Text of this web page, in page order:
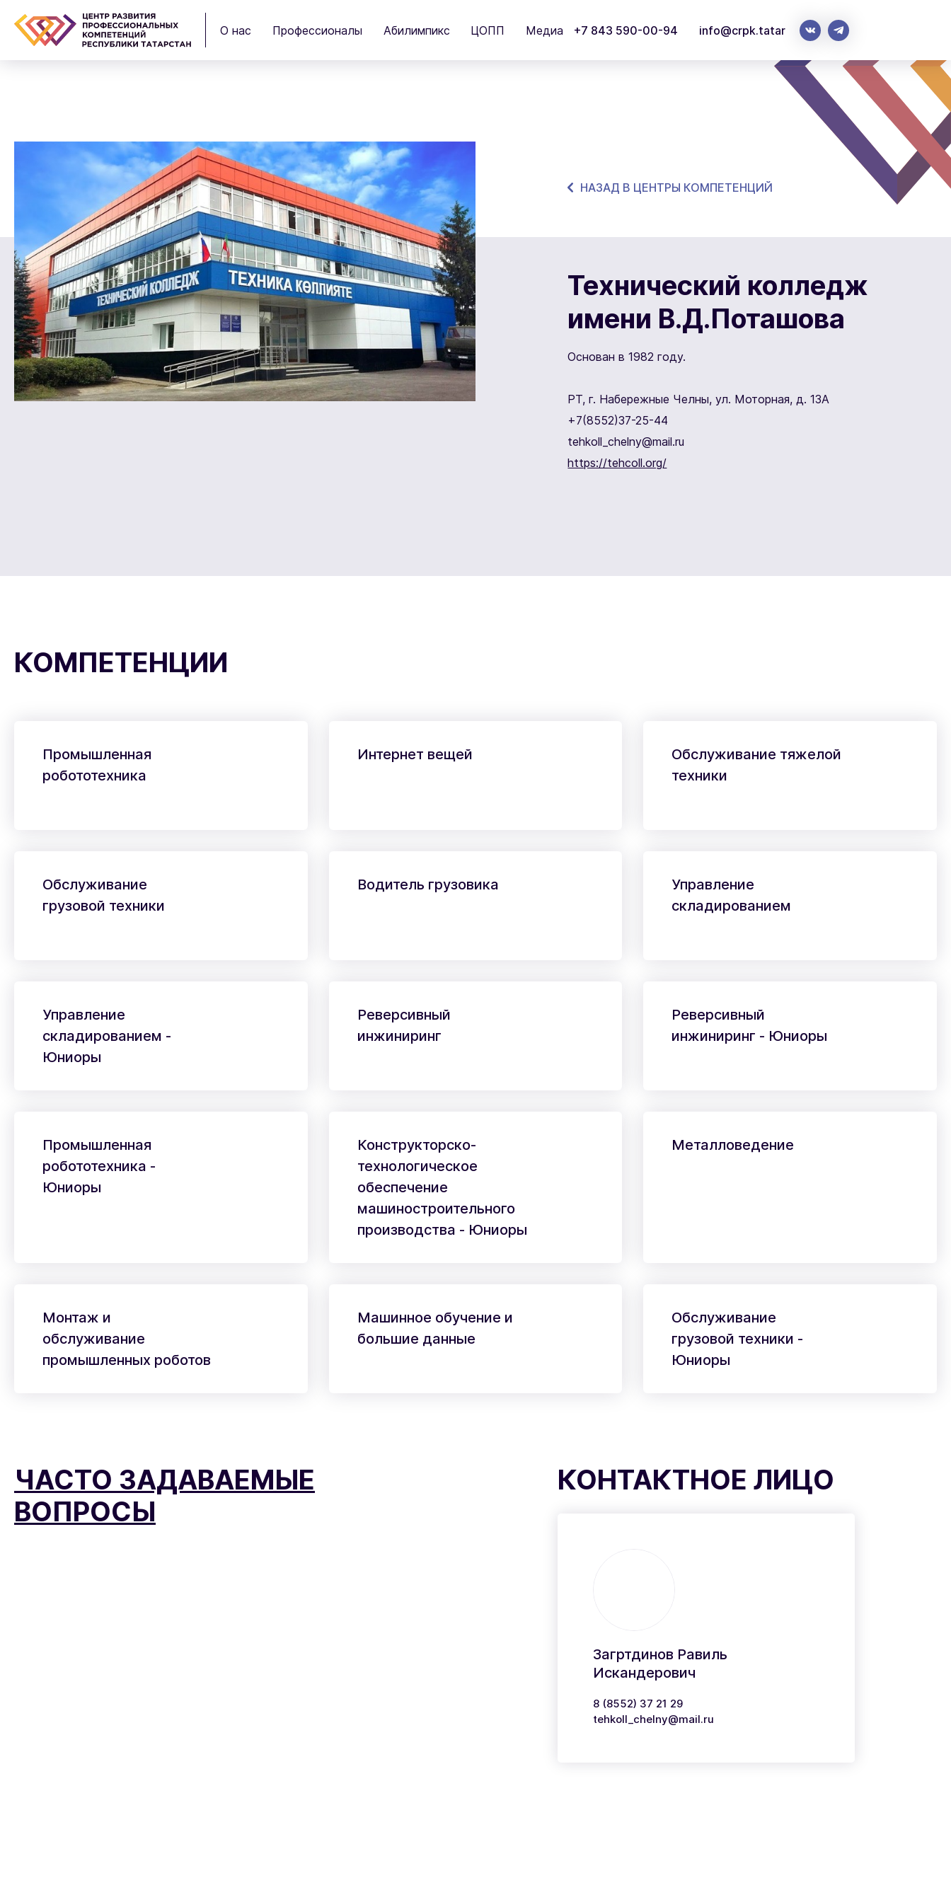
О нас Профессионалы Абилимпикс ЦОПП Медиа +7 843 590-00-94 info@crpk.tatar
НАЗАД В ЦЕНТРЫ КОМПЕТЕНЦИЙ
Технический колледж
имени В.Д.Поташова
Основан в 1982 году.
РТ, г. Набережные Челны, ул. Моторная, д. 13А
+7(8552)37-25-44
tehkoll_chelny@mail.ru
https://tehcoll.org/
КОМПЕТЕНЦИИ
Промышленная
робототехника
Интернет вещей
Обслуживание тяжелой
техники
Обслуживание
грузовой техники
Водитель грузовика
Управление
складированием
Управление
складированием -
Юниоры
Реверсивный
инжиниринг
Реверсивный
инжиниринг - Юниоры
Промышленная
робототехника -
Юниоры
Конструкторско-
технологическое
обеспечение
машиностроительного
производства - Юниоры
Металловедение
Монтаж и
обслуживание
промышленных роботов
Машинное обучение и
большие данные
Обслуживание
грузовой техники -
Юниоры
ЧАСТО ЗАДАВАЕМЫЕ
ВОПРОСЫ
КОНТАКТНОЕ ЛИЦО
Загртдинов Равиль
Искандерович
8 (8552) 37 21 29
tehkoll_chelny@mail.ru